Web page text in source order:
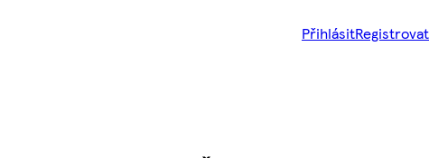
PřihlásitRegistrovat